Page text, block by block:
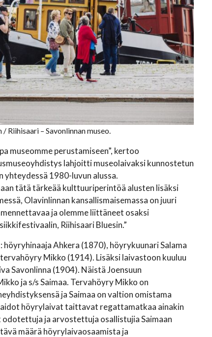
– Savonlinnan museo.
museomme perustamiseen”, kertoo
lahjoitti museolaivaksi kunnostetun
yhteydessä 1980-luvun alussa.
tätä tärkeää kulttuuriperintöä alusten lisäksi
Olavinlinnan kansallismaisemassa on juuri
ja olemme liittäneet osaksi
Riihisaari Bluesin.”
Ahkera (1870), höyrykuunari Salama
Mikko (1914). Lisäksi laivastoon kuuluu
Savonlinna (1904). Näistä Joensuun
ja s/s Saimaa. Tervahöyry Mikko on
ja Saimaa on valtion omistama
aidot höyrylaivat taittavat regattamatkaa ainakin
odotettuja ja arvostettuja osallistujia Saimaan
määrä höyrylaivaosaamista ja